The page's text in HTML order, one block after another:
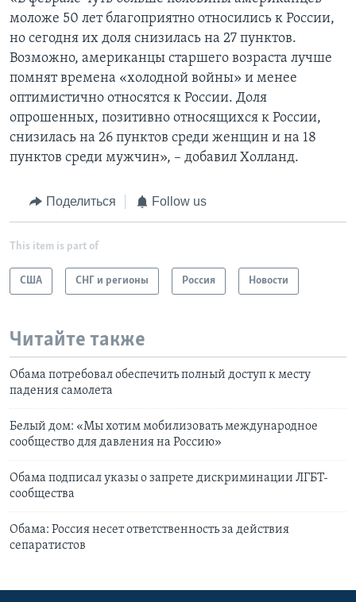
моложе 50 лет благоприятно относились к России,
но сегодня их доля снизилась на 27 пунктов.
Возможно, американцы старшего возраста лучше
помнят времена «холодной войны» и менее
оптимистично относятся к России. Доля
опрошенных, позитивно относящихся к России,
снизилась на 26 пунктов среди женщин и на 18
пунктов среди мужчин», – добавил Холланд.
Поделиться Follow us
This item is part of
США СНГ и регионы Россия Новости
Читайте также
Обама потребовал обеспечить полный доступ к месту
падения самолета
Белый дом: «Мы хотим мобилизовать международное
сообщество для давления на Россию»
Обама подписал указы о запрете дискриминации ЛГБТ-
сообщества
Обама: Россия несет ответственность за действия
сепаратистов